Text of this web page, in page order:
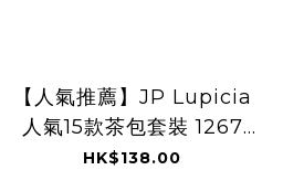
【人氣推薦】JP Lupicia
人氣15款茶包套裝 1267
TK260804
HK$138.00